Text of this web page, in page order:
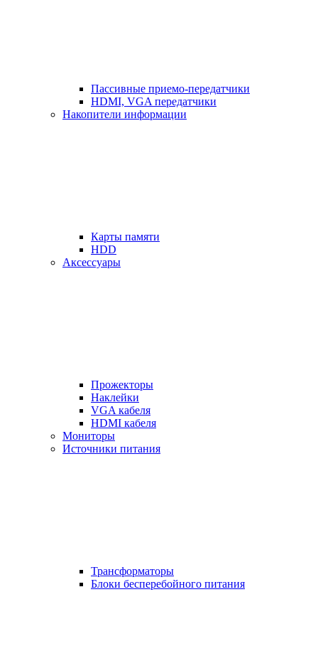
Пассивные приемо-передатчики
HDMI, VGA передатчики
Накопители информации
Карты памяти
HDD
Аксессуары
Прожекторы
Наклейки
VGA кабеля
HDMI кабеля
Мониторы
Источники питания
Трансформаторы
Блоки бесперебойного питания